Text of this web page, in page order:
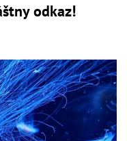
odkaz!